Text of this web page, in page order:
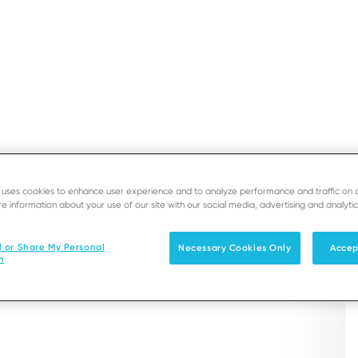
Soluções Produtos & Serviços Parceiros
EX - Single
of your base.
installation, maintenance, safety and
uses cookies to enhance user experience and to analyze performance and traffic on
information about your use of our site with our social media, advertising and
or Share My Personal
Necessary Cookies Only